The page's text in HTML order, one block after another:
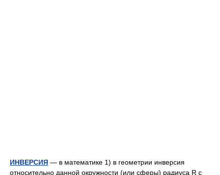
ИНВЕРСИЯ — в математике 1) в геометрии инверсия
относительно данной окружности (или сферы) радиуса R с